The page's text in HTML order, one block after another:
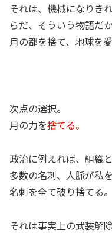
それは、機械になりき
らだ、そういう物語だか
月の都を捨て、地球を
次点の選択。
月の力を捨てる。
政治に例えれば、組織
多数の名刺、人脈が私
名刺を全て破り捨てる。
それは事実上の武装解